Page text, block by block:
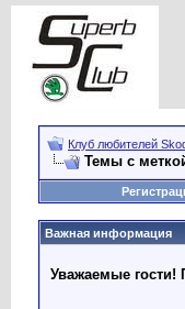
Клуб любителей
Темы с
Важная информация
Уважаемые гости!